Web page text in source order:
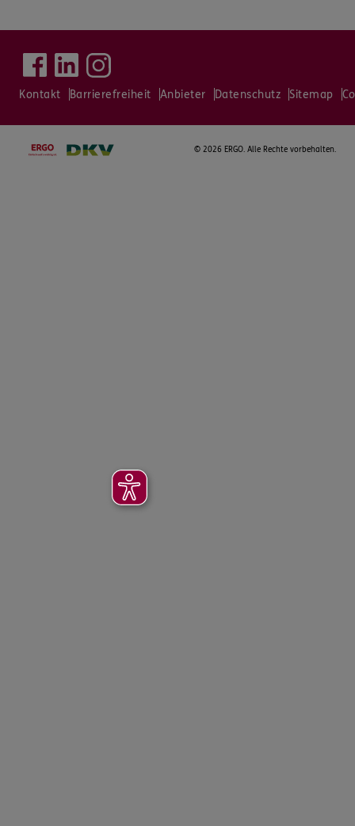
Kontakt Barrierefreiheit Anbieter Datenschutz Sitemap
© 2026 ERGO. Alle Rechte vorbehalten.